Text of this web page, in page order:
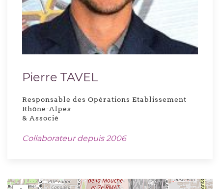
Pierre TAVEL
Responsable des Opérations Etablissement
Rhône-Alpes
& Associé
Collaborateur depuis 2006